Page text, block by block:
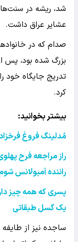
شد، ریشه در
عشایر عراق داشت.
صدام که در
بزرگ شده بود، پس
تدریج جایگاه خود
کرد.
بیشتر بخوانید:
مُدلینگ فروغ
راز مراجعه فرح
راننده آمبولانس
پسری که همه چیز
یک گسل طبقاتی
ساجده نیز از طایفه